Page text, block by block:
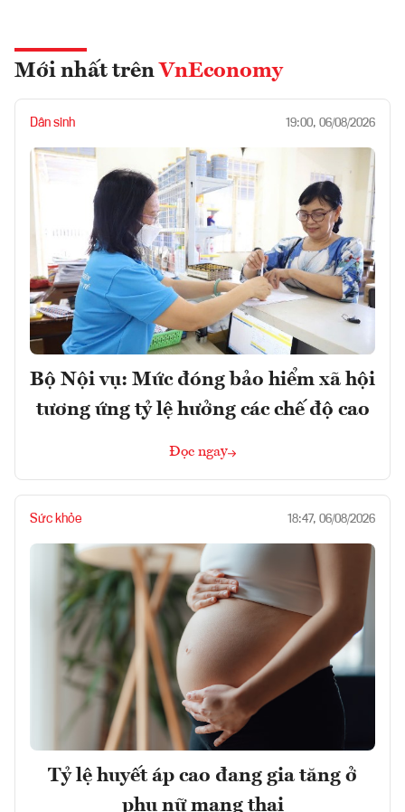
Mới nhất trên VnEconomy
Dân sinh 19:00, 06/08/2026
Bộ Nội vụ: Mức đóng bảo hiểm xã hội
tương ứng tỷ lệ hưởng các chế độ cao
Đọc ngay
Sức khỏe 18:47, 06/08/2026
Tỷ lệ huyết áp cao đang gia tăng ở
phụ nữ mang thai